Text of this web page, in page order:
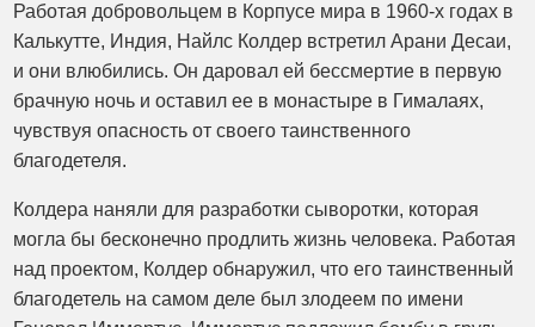
Работая добровольцем в Корпусе мира в 1960-х годах в
Калькутте, Индия, Найлс Колдер встретил Арани Десаи,
и они влюбились. Он даровал ей бессмертие в первую
брачную ночь и оставил ее в монастыре в Гималаях,
чувствуя опасность от своего таинственного
благодетеля.
Колдера наняли для разработки сыворотки, которая
могла бы бесконечно продлить жизнь человека. Работая
над проектом, Колдер обнаружил, что его таинственный
благодетель на самом деле был злодеем по имени